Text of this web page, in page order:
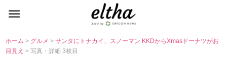
ホーム> グルメ>サンタにトナカイ、スノーマン KKDからXmasドーナツがお
目見え> 写真・詳細 3枚目